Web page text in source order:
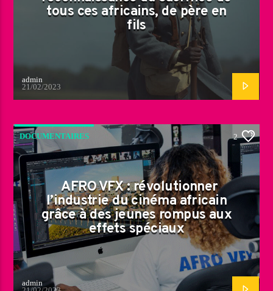
tous ces africains, de père en
fils
admin
21/02/2023
DOCUMENTAIRES 2
AFRO VFX : révolutionner
l’industrie du cinéma africain
grâce à des jeunes rompus aux
effets spéciaux
admin